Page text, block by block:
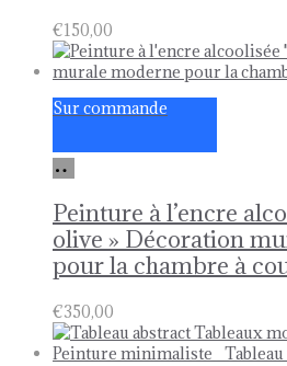
€150,00
Sur commande
Ajouter
au
panier
Peinture à l’encre
olive » Décoration
pour la chambre à
€350,00